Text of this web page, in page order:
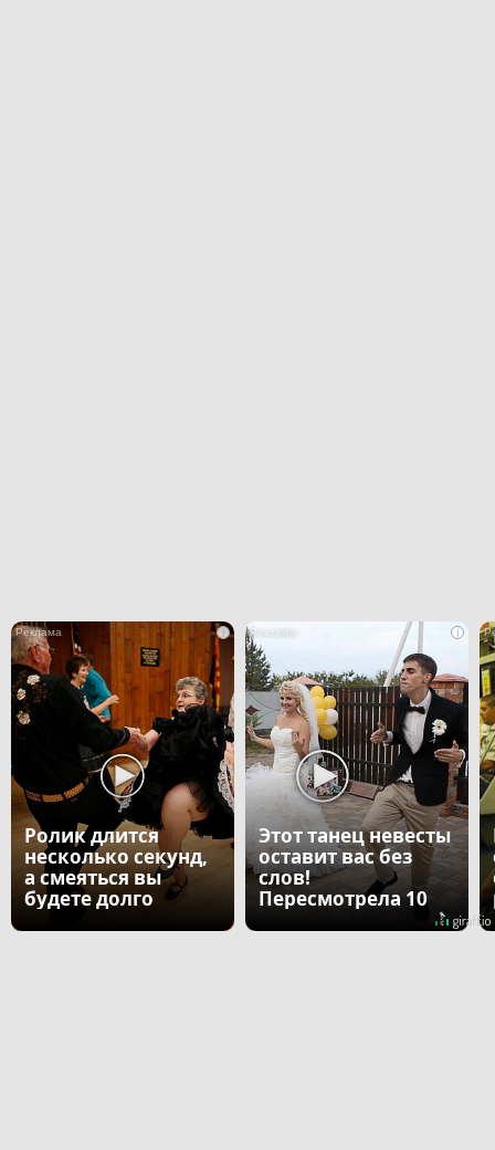
i
Ролик длится
несколько секунд,
а смеяться вы
будете долго
i
Этот танец невесты
оставит вас без
слов!
Пересмотрела 10